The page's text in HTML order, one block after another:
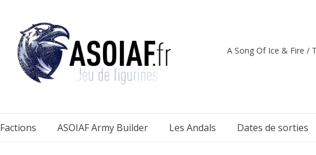
A Song Of Ice & Fire /
Factions ASOIAF Army Builder Les Andals Dates de sorties